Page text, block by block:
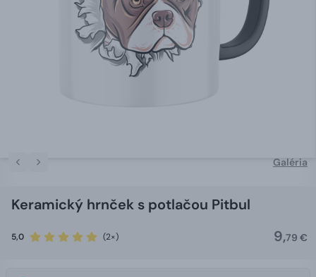
Galéria
Keramický hrnček s potlačou Pitbul
5,0 (2×) 9,79 €